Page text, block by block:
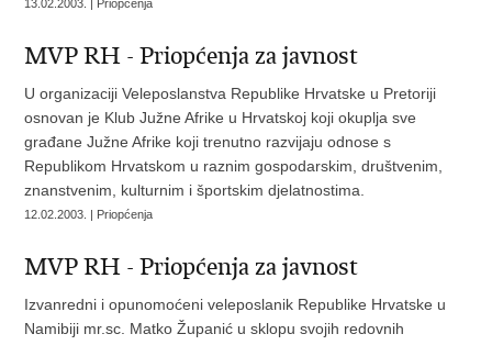
13.02.2003. | Priopćenja
MVP RH - Priopćenja za javnost
U organizaciji Veleposlanstva Republike Hrvatske u Pretoriji
osnovan je Klub Južne Afrike u Hrvatskoj koji okuplja sve
građane Južne Afrike koji trenutno razvijaju odnose s
Republikom Hrvatskom u raznim gospodarskim, društvenim,
znanstvenim, kulturnim i športskim djelatnostima.
12.02.2003. | Priopćenja
MVP RH - Priopćenja za javnost
Izvanredni i opunomoćeni veleposlanik Republike Hrvatske u
Namibiji mr.sc. Matko Županić u sklopu svojih redovnih